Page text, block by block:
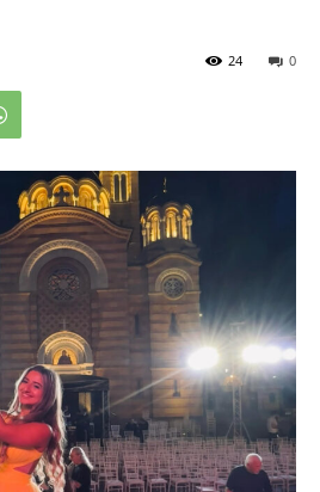
0
24